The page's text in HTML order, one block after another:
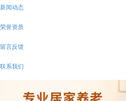
新闻动态
荣誉资质
留言反馈
联系我们